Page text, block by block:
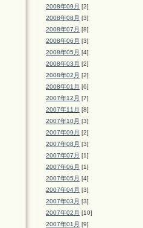
2008年09月 [2]
2008年08月 [3]
2008年07月 [8]
2008年06月 [3]
2008年05月 [4]
2008年03月 [2]
2008年02月 [2]
2008年01月 [6]
2007年12月 [7]
2007年11月 [8]
2007年10月 [3]
2007年09月 [2]
2007年08月 [3]
2007年07月 [1]
2007年06月 [1]
2007年05月 [4]
2007年04月 [3]
2007年03月 [3]
2007年02月 [10]
2007年01月 [9]